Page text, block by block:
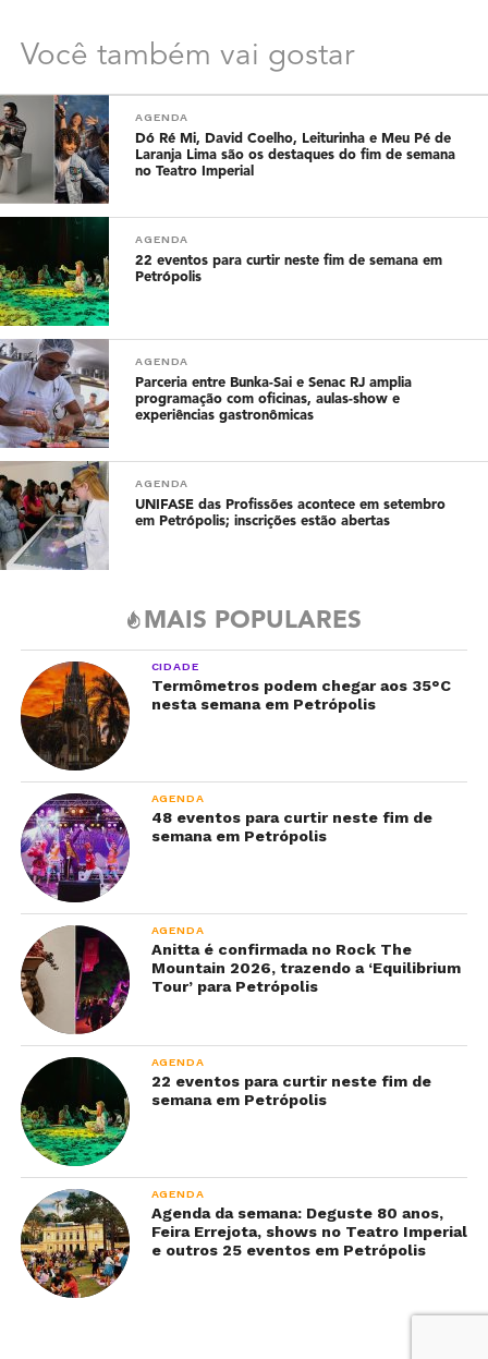
Você também vai gostar
AGENDA
Dó Ré Mi, David Coelho, Leiturinha e Meu Pé de
Laranja Lima são os destaques do fim de semana
no Teatro Imperial
AGENDA
22 eventos para curtir neste fim de semana em
Petrópolis
AGENDA
Parceria entre Bunka-Sai e Senac RJ amplia
programação com oficinas, aulas-show e
experiências gastronômicas
AGENDA
UNIFASE das Profissões acontece em setembro
em Petrópolis; inscrições estão abertas
MAIS POPULARES
CIDADE
Termômetros podem chegar aos 35°C
nesta semana em Petrópolis
AGENDA
48 eventos para curtir neste fim de
semana em Petrópolis
AGENDA
Anitta é confirmada no Rock The
Mountain 2026, trazendo a ‘Equilibrium
Tour’ para Petrópolis
AGENDA
22 eventos para curtir neste fim de
semana em Petrópolis
AGENDA
Agenda da semana: Deguste 80 anos,
Feira Errejota, shows no Teatro Imperial
e outros 25 eventos em Petrópolis